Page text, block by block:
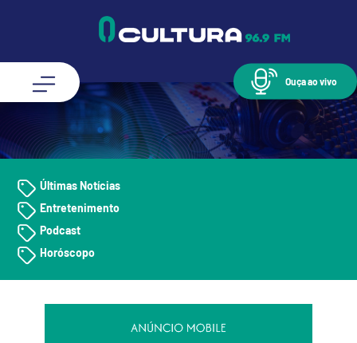
Ouça ao vivo
Últimas Notícias
Entretenimento
Podcast
Horóscopo